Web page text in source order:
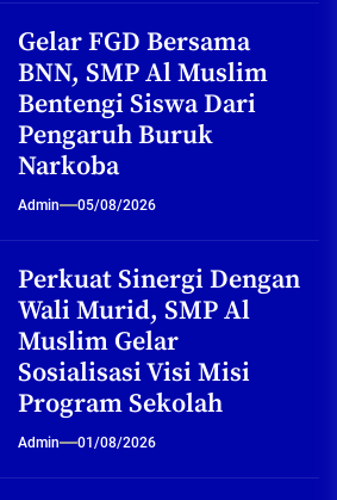
Gelar FGD Bersama
BNN, SMP Al Muslim
Bentengi Siswa Dari
Pengaruh Buruk
Narkoba
Admin 05/08/2026
Perkuat Sinergi Dengan
Wali Murid, SMP Al
Muslim Gelar
Sosialisasi Visi Misi
Program Sekolah
Admin 01/08/2026